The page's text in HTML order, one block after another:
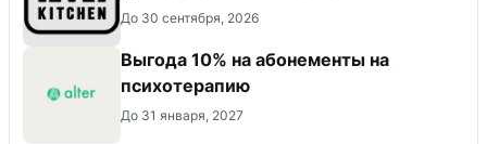
До 30 сентября, 2026
Выгода 10% на абонементы на
психотерапию
До 31 января, 2027